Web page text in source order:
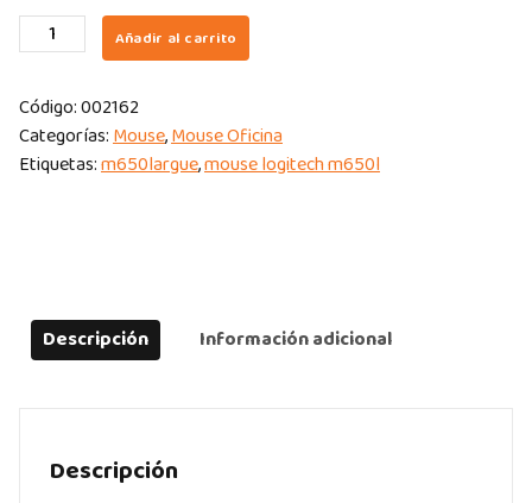
MOUSE
LOGITECH
M650
L
SILET
Añadir al carrito
Código:002162
Categorías:Mouse,Mouse Oficina
Etiquetas:m650largue,mouse logitech m650l
Descripción Información adicional
Descripción